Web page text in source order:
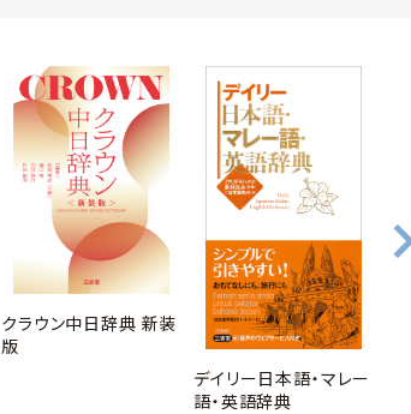
クラウン中日辞典 新装
版
デイリー日本語・マレー
語・英語辞典